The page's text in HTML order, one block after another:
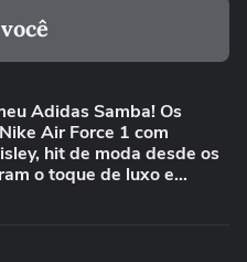
Adidas Samba! Os
Air Force 1 com
hit de moda desde os
o toque de luxo e